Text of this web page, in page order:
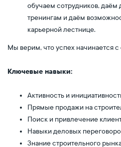
обучаем сотрудников, даём
тренингам и даём
карьерной лестнице.
Мы верим, что успех начинается с
Ключевые навыки:
Активность и
Прямые продажи на
Поиск и привлечение
Навыки деловых
Знание строительного